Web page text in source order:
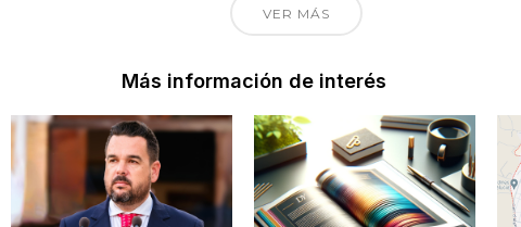
VER MÁS
Más información de interés